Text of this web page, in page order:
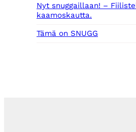
Nyt snuggaillaan! –
kaamoskautta.
Tämä on SNUGG